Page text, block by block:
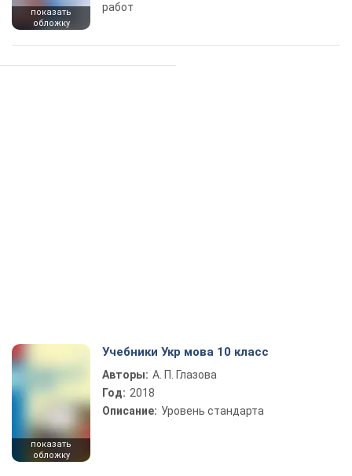
показать
обложку
работ
показать
обложку
Учебники Укр мова 10 класс
Авторы: А. П. Глазова
Год: 2018
Описание: Уровень стандарта